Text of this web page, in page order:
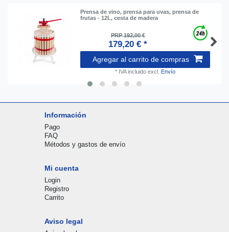
Prensa de vino, prensa para uvas, prensa de
frutas - 12L, cesta de madera
PRP 192,00 €
179,20 € *
Agregar al carrito de compras
* IVA incluido excl. Envío
Información
Pago
FAQ
Métodos y gastos de envío
Mi cuenta
Login
Registro
Carrito
Aviso legal